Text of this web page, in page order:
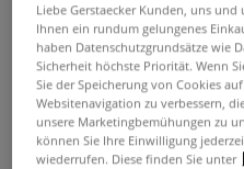
Liebe Gerstaecker Kunden, uns
Ihnen ein rundum gelungenes
haben Datenschutzgrundsätze wie
Sicherheit höchste Priorität. Wenn
Sie der Speicherung von Cookies
Websitenavigation zu verbessern,
unsere Marketingbemühungen zu
können Sie Ihre Einwilligung
wiederrufen. Diese finden Sie unter